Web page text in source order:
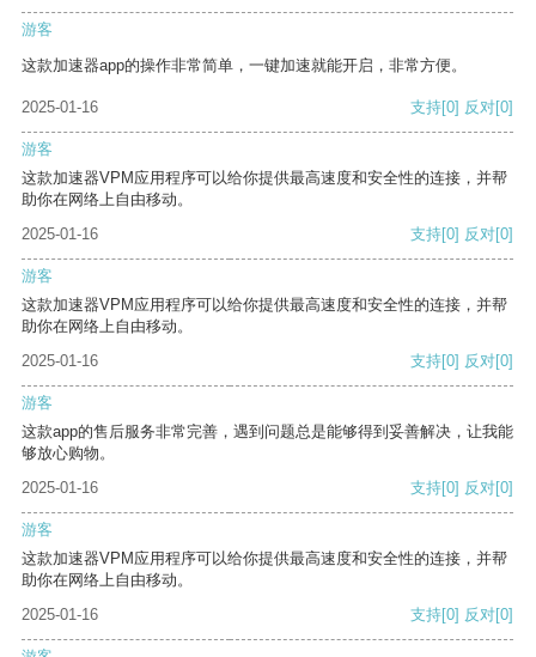
游客
这款加速器app的操作非常简单，一键加速就能开启，非常方便。
2025-01-16 支持[0] 反对[0]
游客
这款加速器VPM应用程序可以给你提供最高速度和安全性的连接，并帮
助你在网络上自由移动。
2025-01-16
支持[0] 反对[0]
游客
这款加速器VPM应用程序可以给你提供最高速度和安全性的连接，并帮
助你在网络上自由移动。
2025-01-16
支持[0] 反对[0]
游客
这款app的售后服务非常完善，遇到问题总是能够得到妥善解决，让我能
够放心购物。
2025-01-16
支持[0] 反对[0]
游客
这款加速器VPM应用程序可以给你提供最高速度和安全性的连接，并帮
助你在网络上自由移动。
2025-01-16
支持[0] 反对[0]